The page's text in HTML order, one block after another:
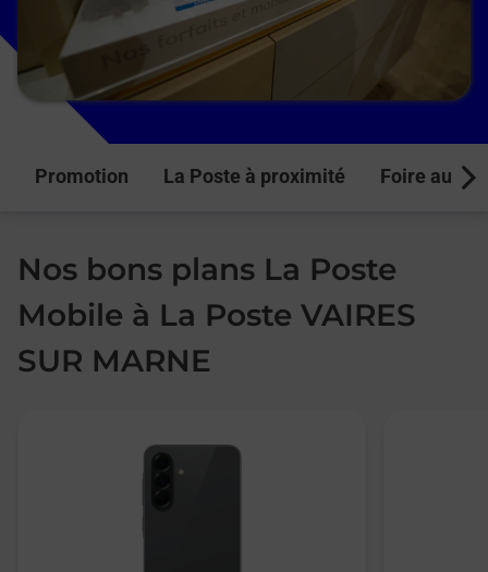
Promotion La Poste à proximité Foire aux
Nos bons plans La Poste
Mobile à La Poste VAIRES
SUR MARNE